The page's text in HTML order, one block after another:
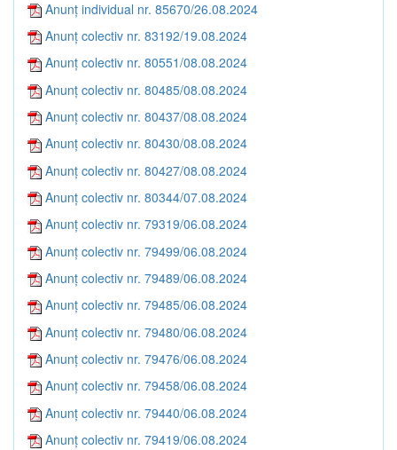
Anunț individual nr. 85670/26.08.2024
Anunț colectiv nr. 83192/19.08.2024
Anunț colectiv nr. 80551/08.08.2024
Anunț colectiv nr. 80485/08.08.2024
Anunț colectiv nr. 80437/08.08.2024
Anunț colectiv nr. 80430/08.08.2024
Anunț colectiv nr. 80427/08.08.2024
Anunț colectiv nr. 80344/07.08.2024
Anunț colectiv nr. 79319/06.08.2024
Anunț colectiv nr. 79499/06.08.2024
Anunț colectiv nr. 79489/06.08.2024
Anunț colectiv nr. 79485/06.08.2024
Anunț colectiv nr. 79480/06.08.2024
Anunț colectiv nr. 79476/06.08.2024
Anunț colectiv nr. 79458/06.08.2024
Anunț colectiv nr. 79440/06.08.2024
Anunț colectiv nr. 79419/06.08.2024